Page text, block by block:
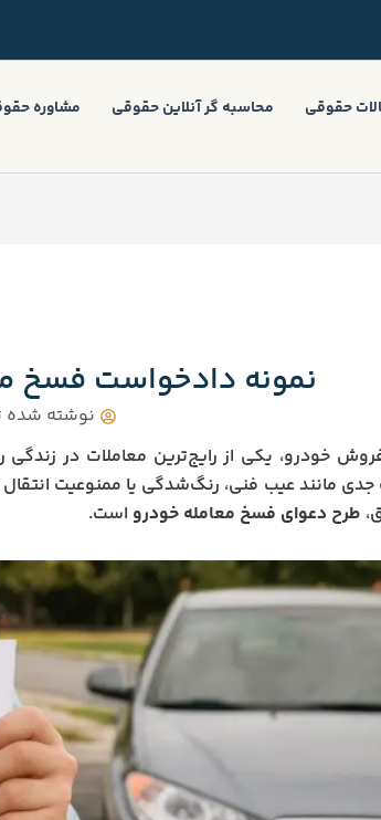
حقوقی محاسبه گر آنلاین حقوقی مشاوره
نمونه دادخواست فسخ
نوشته
خودرو، یکی از رایج‌ترین معاملات در زندگی
مانند عیب فنی، رنگ‌شدگی یا ممنوعیت انتقال
طرح دعوای فسخ معامله خودرو است.